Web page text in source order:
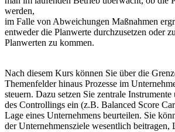
werden,
im Falle von Abweichungen Maßnahmen
entweder die Planwerte durchzusetzen oder
Planwerten zu kommen.
Nach diesem Kurs können Sie über die
Themenfelder hinaus Prozesse im
steuern. Dazu setzen Sie zentrale
des Controllings ein (z.B. Balanced Score
Lage eines Unternehmens beurteilen. Sie
der Unternehmensziele wesentlich beitragen,